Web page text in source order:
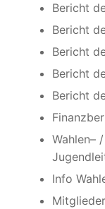
Bericht
Bericht
Bericht
Bericht
Bericht
Wahlen–
Info